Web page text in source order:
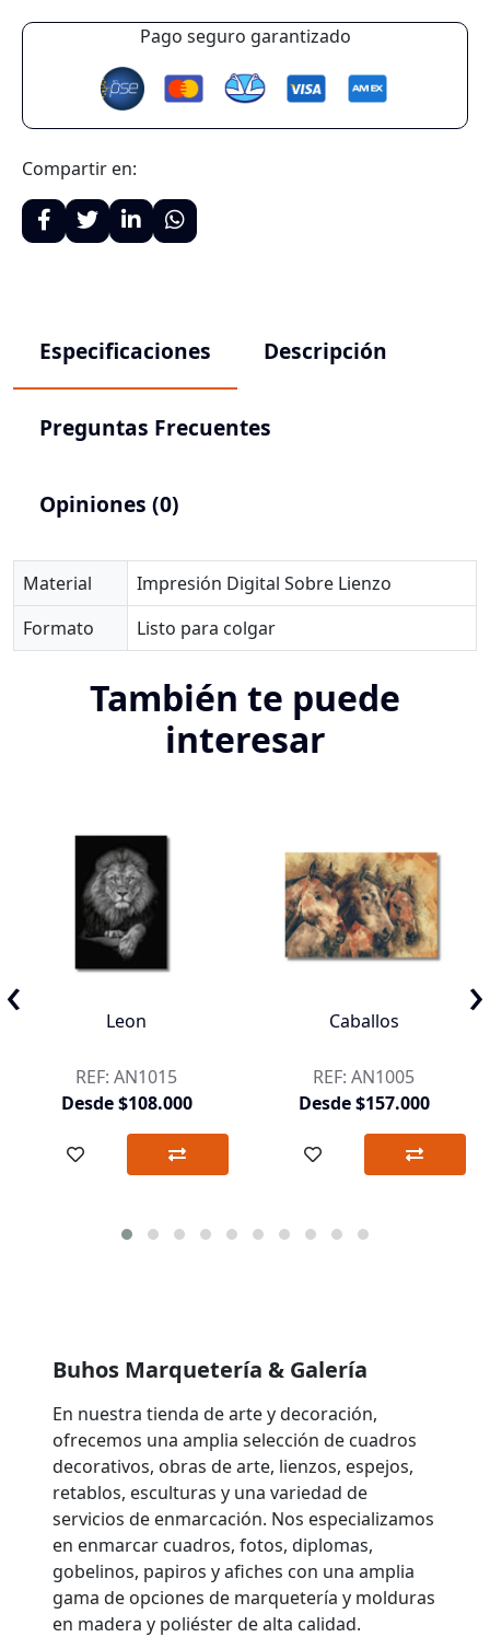
Pago seguro garantizado
Compartir en:
Especificaciones Descripción
Preguntas Frecuentes
Opiniones (0)
Material
Impresión Digital Sobre Lienzo
Formato
Listo para colgar
También te puede
interesar
Leon
REF: AN1015
Desde $108.000
Caballos
REF: AN1005
Desde $157.000
‹ ›
Buhos Marquetería & Galería
En nuestra tienda de arte y decoración,
ofrecemos una amplia selección de cuadros
decorativos, obras de arte, lienzos, espejos,
retablos, esculturas y una variedad de
servicios de enmarcación. Nos especializamos
en enmarcar cuadros, fotos, diplomas,
gobelinos, papiros y afiches con una amplia
gama de opciones de marquetería y molduras
en madera y poliéster de alta calidad.